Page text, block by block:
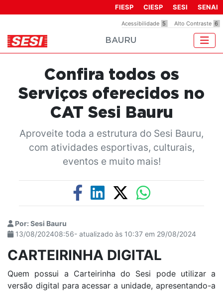
inclui
um
acessibilidade.
Acessibilidade 5 Alto Contraste 6
FIESP CIESP SESI SENAI
BAURU
Confira todos os
Serviços oferecidos no
CAT Sesi Bauru
Aproveite toda a estrutura do Sesi Bauru,
com atividades esportivas, culturais,
eventos e muito mais!
Por: Sesi Bauru
13/08/202408:56- atualizado às 10:37 em 29/08/2024
CARTEIRINHA DIGITAL
Quem possui a Carteirinha do Sesi pode utilizar a
versão digital para acessar a unidade, apresentando-a